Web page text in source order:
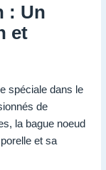
: Un
et
spéciale dans le
de
la bague noeud
et sa